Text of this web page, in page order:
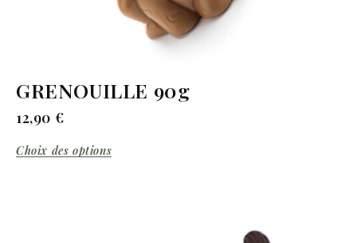
GRENOUILLE 90g
12,90 €
Choix des options